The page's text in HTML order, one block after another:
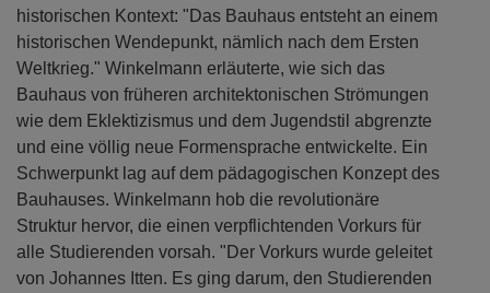
historischen Kontext: "Das Bauhaus entsteht an einem
historischen Wendepunkt, nämlich nach dem Ersten
Weltkrieg." Winkelmann erläuterte, wie sich das
Bauhaus von früheren architektonischen Strömungen
wie dem Eklektizismus und dem Jugendstil abgrenzte
und eine völlig neue Formensprache entwickelte. Ein
Schwerpunkt lag auf dem pädagogischen Konzept des
Bauhauses. Winkelmann hob die revolutionäre
Struktur hervor, die einen verpflichtenden Vorkurs für
alle Studierenden vorsah. "Der Vorkurs wurde geleitet
von Johannes Itten. Es ging darum, den Studierenden